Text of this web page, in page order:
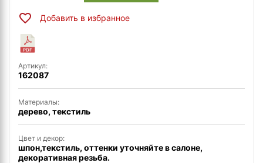
Добавить в избранное
Артикул:
162087
Материалы:
дерево, текстиль
Цвет и декор:
шпон,текстиль, оттенки уточняйте в салоне,
декоративная резьба.